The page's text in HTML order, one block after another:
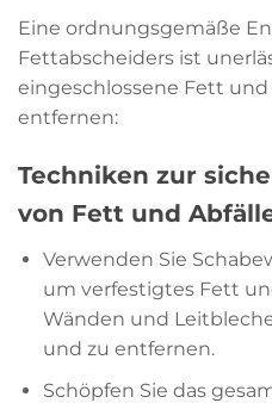
Eine ordnungsgemäße
Fettabscheiders ist
eingeschlossene Fett
entfernen:
Techniken zur
von Fett und
Verwenden Sie
um verfestigtes Fett
Wänden und
und zu entfernen.
Schöpfen Sie das